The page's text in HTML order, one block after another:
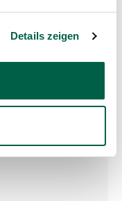
Details zeigen
0/0